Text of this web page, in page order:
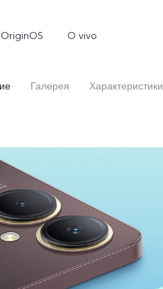
OriginOS O vivo
Галерея Характеристики